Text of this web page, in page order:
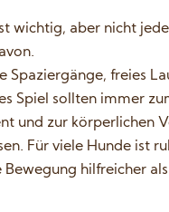
wichtig, aber nicht
Spaziergänge, freies
Spiel sollten immer
und zur körperlichen
Für viele Hunde ist
Bewegung hilfreicher